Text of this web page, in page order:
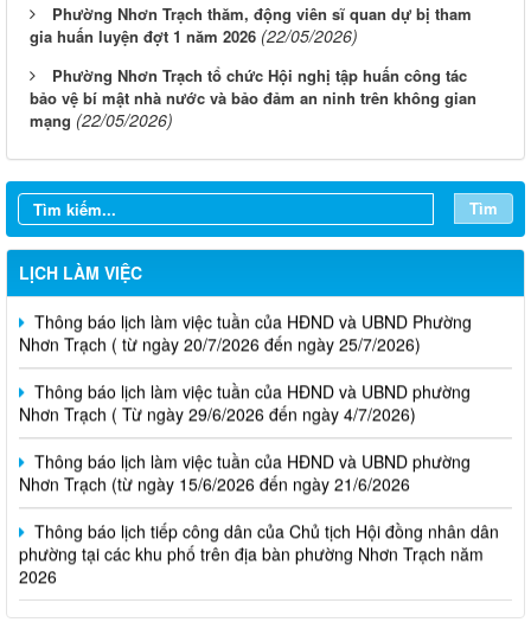
Phường Nhơn Trạch thăm, động viên sĩ quan dự bị tham
gia huấn luyện đợt 1 năm 2026 (22/05/2026)
Phường Nhơn Trạch tổ chức Hội nghị tập huấn công tác
bảo vệ bí mật nhà nước và bảo đảm an ninh trên không gian
mạng (22/05/2026)
Tìm
LỊCH LÀM VIỆC
Thông báo lịch làm việc tuần của HĐND và UBND phường
Nhơn Trạch( từ ngày 03/08/2026 đến ngày 08/08/2026)
Thông báo lịch làm việc tuần của HĐND và UBND Phường
Nhơn Trạch ( từ ngày 20/7/2026 đến ngày 25/7/2026)
Thông báo lịch làm việc tuần của HĐND và UBND phường
Nhơn Trạch ( Từ ngày 29/6/2026 đến ngày 4/7/2026)
Thông báo lịch làm việc tuần của HĐND và UBND phường
Nhơn Trạch (từ ngày 15/6/2026 đến ngày 21/6/2026
Thông báo lịch tiếp công dân của Chủ tịch Hội đồng nhân dân
phường tại các khu phố trên địa bàn phường Nhơn Trạch năm
2026
Niêm yết phương án bồi thường, hỗ trợ, tái định cư